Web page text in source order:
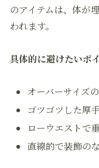
のアイテムは、体が
われます。
具体的に避けたいポ
オーバーサイズ
ゴツゴツした厚
ローウエストで
直線的で装飾の